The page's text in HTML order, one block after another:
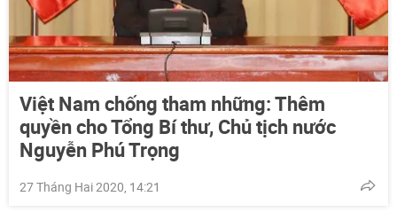
Việt Nam chống tham những: Thêm
quyền cho Tổng Bí thư, Chủ tịch nước
Nguyễn Phú Trọng
27 Tháng Hai 2020, 14:21